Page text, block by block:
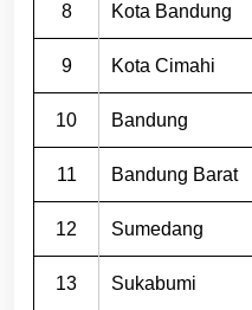
8 Kota Bandung
9 Kota Cimahi
10 Bandung
11 Bandung Barat
12 Sumedang
13 Sukabumi